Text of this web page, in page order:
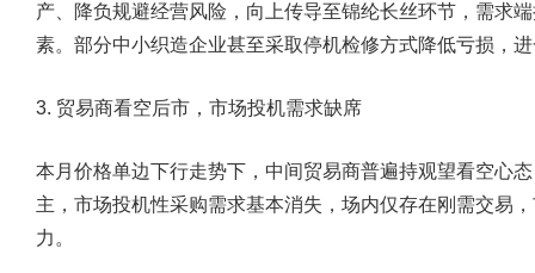
产、降负规避经营风险，向上传导至锦纶长丝环节，需求
素。部分中小织造企业甚至采取停机检修方式降低亏损，
3. 贸易商看空后市，市场投机需求缺席
本月价格单边下行走势下，中间贸易商普遍持观望看空心
主，市场投机性采购需求基本消失，场内仅存在刚需交易
力。